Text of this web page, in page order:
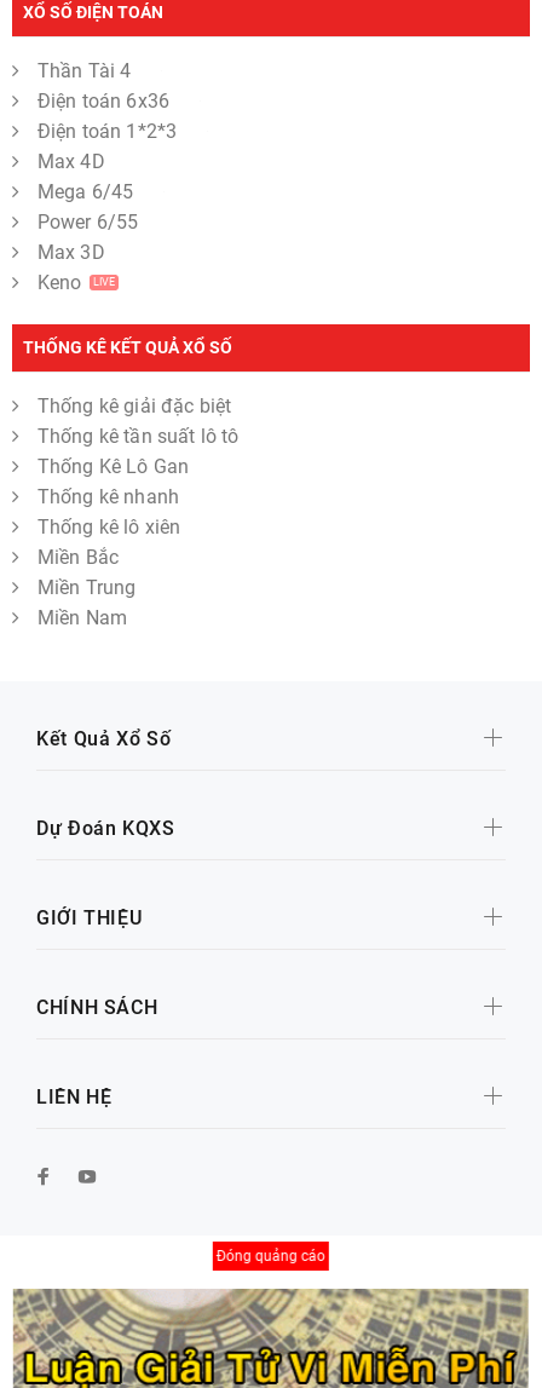
XỔ SỐ ĐIỆN TOÁN
Thần Tài 4
Điện toán 6x36
Điện toán 1*2*3
Max 4D
Mega 6/45
Power 6/55
Max 3D
Keno
LIVE
THỐNG KÊ KẾT QUẢ XỔ SỐ
Thống kê giải đặc biệt
Thống kê tần suất lô tô
Thống Kê Lô Gan
Thống kê nhanh
Thống kê lô xiên
Miền Bắc
Miền Trung
Miền Nam
Đóng quảng cáo
Kết Quả Xổ Số
Dự Đoán KQXS
GIỚI THIỆU
CHÍNH SÁCH
LIÊN HỆ
© Copyright 2026 by Xố Số Đại Cát